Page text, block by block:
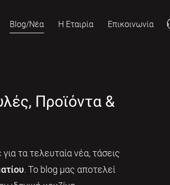
Blog/Νέα Η Εταιρία Επικοινωνία
Προϊόντα &
τα τελευταία νέα, τάσεις
. Το blog μας αποτελεί